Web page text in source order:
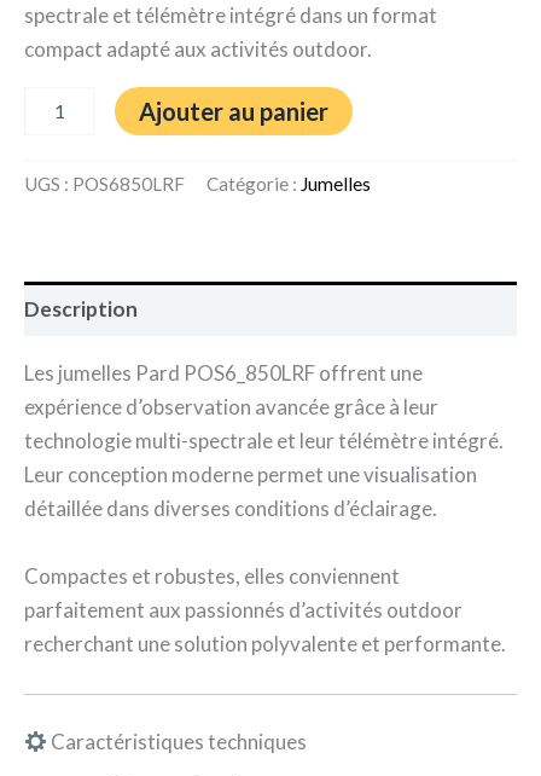
spectrale et télémètre intégré dans un format
compact adapté aux activités outdoor.
Ajouter au panier
UGS : POS6850LRF Catégorie : Jumelles
Description
Les jumelles Pard POS6_850LRF offrent une
expérience d’observation avancée grâce à leur
technologie multi-spectrale et leur télémètre intégré.
Leur conception moderne permet une visualisation
détaillée dans diverses conditions d’éclairage.
Compactes et robustes, elles conviennent
parfaitement aux passionnés d’activités outdoor
recherchant une solution polyvalente et performante.
Caractéristiques techniques